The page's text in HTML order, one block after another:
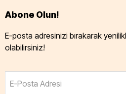
Abone Olun!
E-posta adresinizi bırakarak
olabilirsiniz!
E-Posta Adresi